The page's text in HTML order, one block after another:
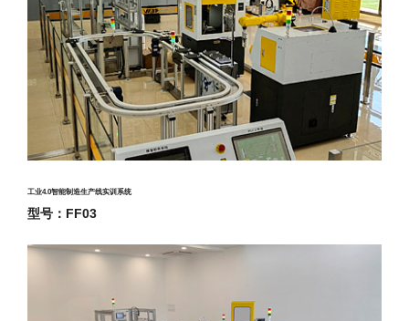
工业4.0智能制造生产线实训系统
型号：FF03